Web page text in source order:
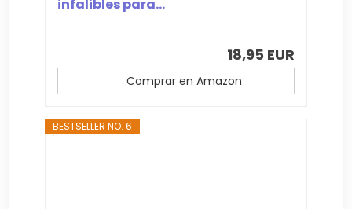
infalibles para...
18,95 EUR
Comprar en Amazon
BESTSELLER NO. 6